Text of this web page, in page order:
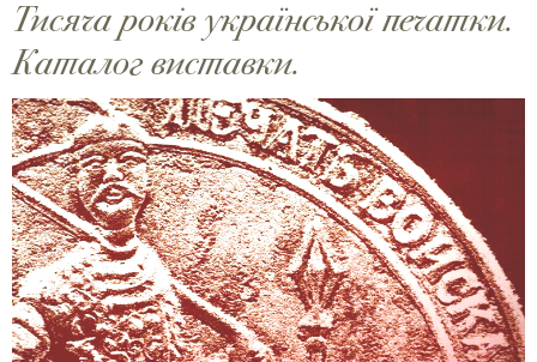
Тисяча років української печатки.
Каталог виставки.